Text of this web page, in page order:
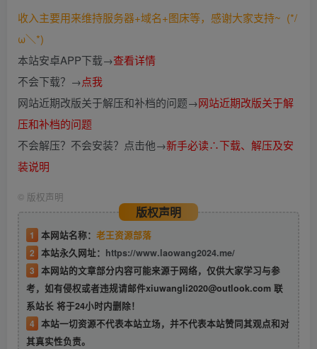
收入主要用来维持服务器+域名+图床等，感谢大家支持~ (*/
ω＼*)
本站安卓APP下载→查看详情
不会下载？→点我
网站近期改版关于解压和补档的问题→网站近期改版关于解
压和补档的问题
不会解压？不会安装？点击他→新手必读∴下载、解压及安
装说明
© 版权声明
版权声明
1 本网站名称： 老王资源部落
2 本站永久网址： https://www.laowang2024.me/
3 本网站的文章部分内容可能来源于网络，仅供大家学习与参
考，如有侵权或者违规请邮件xiuwangli2020@outlook.com 联
系站长 将于24小时内删除！
4 本站一切资源不代表本站立场，并不代表本站赞同其观点和对
其真实性负责。